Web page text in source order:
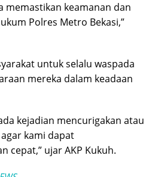
memastikan keamanan dan
Polres Metro Bekasi,”
untuk selalu waspada
mereka dalam keadaan
kejadian mencurigakan atau
kami dapat
cepat,” ujar AKP Kukuh.